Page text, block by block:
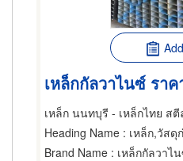
เหล็กกัลวาไนซ์ ราค
เหล็ก นนทบุรี - เหล็กไทย สตี
Heading Name : เหล็ก,วัสดุ
Brand Name : เหล็กกัลวาไ